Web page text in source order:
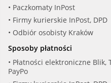
• Paczkomaty InPost
• Firmy kurierskie InPost, DPD
• Odbiór osobisty Kraków
Sposoby płatności
• Płatności elektroniczne Blik,
PayPo